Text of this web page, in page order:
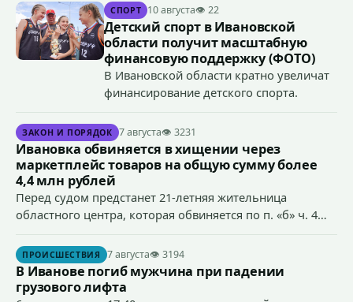
СПОРТ 10 августа👁 22
Детский спорт в Ивановской
области получит масштабную
финансовую поддержку (ФОТО)
В Ивановской области кратно увеличат
финансирование детского спорта.
ЗАКОН И ПОРЯДОК 7 августа👁 3231
Ивановка обвиняется в хищении через
маркетплейс товаров на общую сумму более
4,4 млн рублей
Перед судом предстанет 21-летняя жительница
областного центра, которая обвиняется по п. «б» ч. 4
сумму более 4,4 млн рублей через маркетплейс.
ПРОИСШЕСТВИЯ 7 августа👁 3194
В Иванове погиб мужчина при падении
грузового лифта